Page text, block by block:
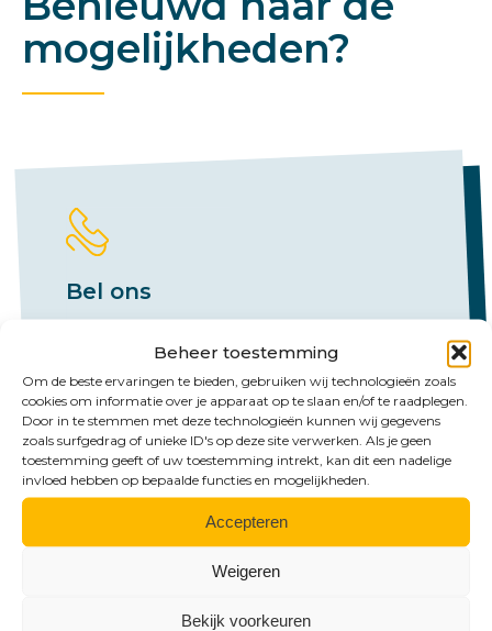
Beheer toestemming
Om de beste ervaringen te bieden, gebruiken wij technologieën zoals
cookies om informatie over je apparaat op te slaan en/of te raadplegen.
Door in te stemmen met deze technologieën kunnen wij gegevens
zoals surfgedrag of unieke ID's op deze site verwerken. Als je geen
toestemming geeft of uw toestemming intrekt, kan dit een nadelige
invloed hebben op bepaalde functies en mogelijkheden.
Accepteren
Weigeren
Bekijk voorkeuren
mogelijkheden?
Bel ons
+31 (0)591 61 23 77
Groningen:
+31 (0)50 526 65 33